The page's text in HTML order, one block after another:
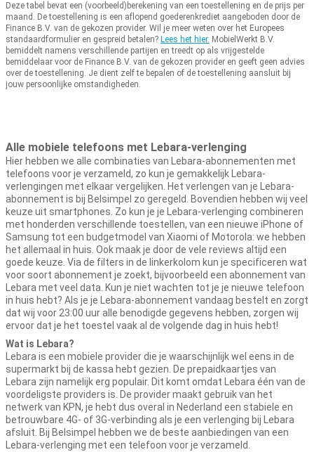
Deze tabel bevat een (voorbeeld)berekening van een toestellening en de prijs per
maand. De toestellening is een aflopend goederenkrediet aangeboden door de
Finance B.V. van de gekozen provider. Wil je meer weten over het Europees
standaardformulier en gespreid betalen? Lees het hier. MobielWerkt B.V.
bemiddelt namens verschillende partijen en treedt op als vrijgestelde
bemiddelaar voor de Finance B.V. van de gekozen provider en geeft geen advies
over de toestellening. Je dient zelf te bepalen of de toestellening aansluit bij
jouw persoonlijke omstandigheden.
Alle mobiele telefoons met Lebara-verlenging
Hier hebben we alle combinaties van Lebara-abonnementen met
telefoons voor je verzameld, zo kun je gemakkelijk Lebara-
verlengingen met elkaar vergelijken. Het verlengen van je Lebara-
abonnement is bij Belsimpel zo geregeld. Bovendien hebben wij veel
keuze uit smartphones. Zo kun je je Lebara-verlenging combineren
met honderden verschillende toestellen, van een nieuwe iPhone of
Samsung tot een budgetmodel van Xiaomi of Motorola: we hebben
het allemaal in huis. Ook maak je door de vele reviews altijd een
goede keuze. Via de filters in de linkerkolom kun je specificeren wat
voor soort abonnement je zoekt, bijvoorbeeld een abonnement van
Lebara met veel data. Kun je niet wachten tot je je nieuwe telefoon
in huis hebt? Als je je Lebara-abonnement vandaag bestelt en zorgt
dat wij voor 23:00 uur alle benodigde gegevens hebben, zorgen wij
ervoor dat je het toestel vaak al de volgende dag in huis hebt!
Wat is Lebara?
Lebara is een mobiele provider die je waarschijnlijk wel eens in de
supermarkt bij de kassa hebt gezien. De prepaidkaartjes van
Lebara zijn namelijk erg populair. Dit komt omdat Lebara één van de
voordeligste providers is. De provider maakt gebruik van het
netwerk van KPN, je hebt dus overal in Nederland een stabiele en
betrouwbare 4G- of 3G-verbinding als je een verlenging bij Lebara
afsluit. Bij Belsimpel hebben we de beste aanbiedingen van een
Lebara-verlenging met een telefoon voor je verzameld.